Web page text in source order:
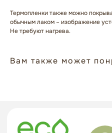
Термопленки также можно
обычным лаком – изображение
Не требуют нагрева.
Вам также может
КОНТАКТЫ
+7 909 800-50-10
Г. ХАБАРОВСК, УЛ. КУБЯКА, 9, 1